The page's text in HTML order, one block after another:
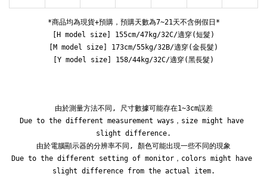
*商品均為現貨+預購，預購天數為7~21天不含例假日*
[H model size] 155cm/47kg/32C/適穿(短髮)
[M model size] 173cm/55kg/32B/適穿(金長髮)
[Y model size] 158/44kg/32C/適穿(黑長髮)
由於測量方法不同, 尺寸數據可能存在1~3cm誤差
Due to the different measurement ways，size might have
slight difference.
由於電腦顯示器的分辨率不同, 顏色可能出現一些不同的現象
Due to the different setting of monitor，colors might have
slight difference from the actual item.